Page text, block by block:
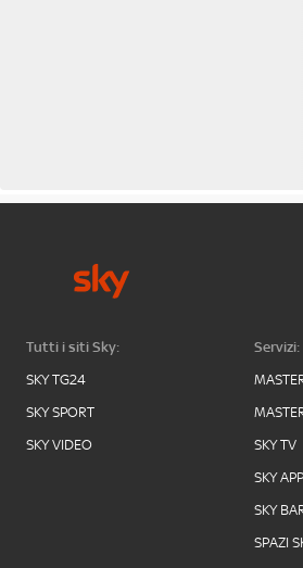
Tutti i siti Sky:
SKY TG24
SKY SPORT
SKY VIDEO
Servizi:
SKY TV
SKY
SKY
SPAZI